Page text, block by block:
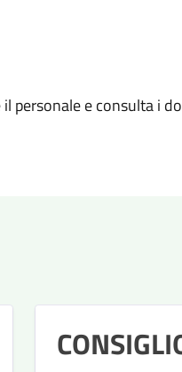
personale e consulta i